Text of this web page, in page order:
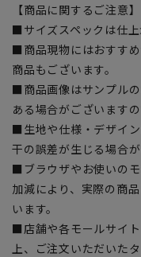
【商品に関するご注意】
■サイズスペックは仕上
■商品現物にはおすす
商品もございます。
■商品画像はサンプル
ある場合がございます
■生地や仕様・デザイ
干の誤差が生じる場合
■ブラウザやお使いの
加減により、実際の商
います。
■店舗や各モールサイ
上、ご注文いただいた